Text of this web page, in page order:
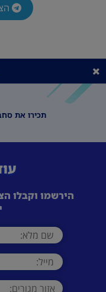
תכירו את
הירשמו וקבלו